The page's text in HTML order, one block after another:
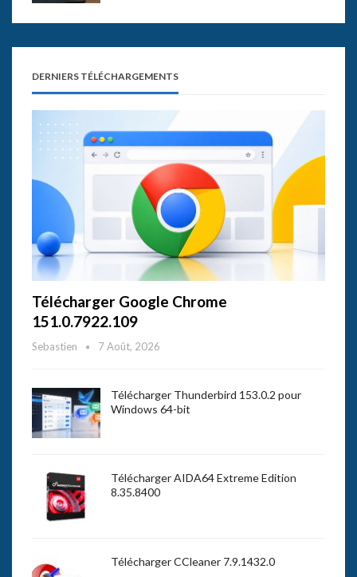
DERNIERS TÉLÉCHARGEMENTS
Télécharger Google Chrome
151.0.7922.109
Sebastien 7 Août, 2026
Télécharger Thunderbird 153.0.2 pour
Windows 64-bit
Télécharger AIDA64 Extreme Edition
8.35.8400
Télécharger CCleaner 7.9.1432.0